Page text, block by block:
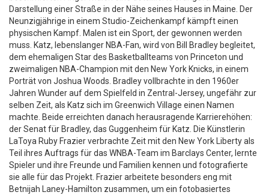
Darstellung einer Straße in der Nähe seines Hauses in Maine. Der
Neunzigjährige in einem Studio-Zeichenkampf kämpft einen
physischen Kampf. Malen ist ein Sport, der gewonnen werden
muss. Katz, lebenslanger NBA-Fan, wird von Bill Bradley begleitet,
dem ehemaligen Star des Basketballteams von Princeton und
zweimaligen NBA-Champion mit den New York Knicks, in einem
Porträt von Joshua Woods. Bradley vollbrachte in den 1960er
Jahren Wunder auf dem Spielfeld in Zentral-Jersey, ungefähr zur
selben Zeit, als Katz sich im Greenwich Village einen Namen
machte. Beide erreichten danach herausragende Karrierehöhen:
der Senat für Bradley, das Guggenheim für Katz. Die Künstlerin
LaToya Ruby Frazier verbrachte Zeit mit den New York Liberty als
Teil ihres Auftrags für das WNBA-Team im Barclays Center, lernte
Spieler und ihre Freunde und Familien kennen und fotografierte
sie alle für das Projekt. Frazier arbeitete besonders eng mit
Betnijah Laney-Hamilton zusammen, um ein fotobasiertes